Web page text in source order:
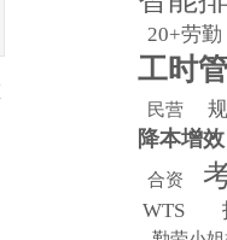
20+劳勤
工时
民营
降本增效
合资
WTS